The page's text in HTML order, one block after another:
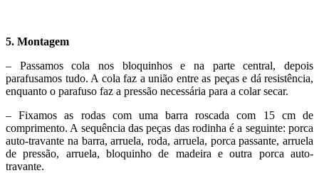
5. Montagem
– Passamos cola nos bloquinhos e na parte central, depois
parafusamos tudo. A cola faz a união entre as peças e dá resistência,
enquanto o parafuso faz a pressão necessária para a colar secar.
– Fixamos as rodas com uma barra roscada com 15 cm de
comprimento. A sequência das peças das rodinha é a seguinte: porca
auto-travante na barra, arruela, roda, arruela, porca passante, arruela
de pressão, arruela, bloquinho de madeira e outra porca auto-
travante.